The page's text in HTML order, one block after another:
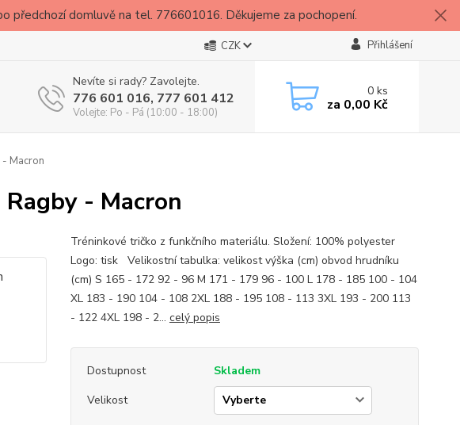
předchozí domluvě na tel. 776601016. Děkujeme za pochopení.
CZK Přihlášení
Nevíte si rady? Zavolejte.
776 601 016, 777 601 412
Volejte: Po - Pá (10:00 - 18:00)
0ks
za 0,00 Kč
Macron
- Macron
Tréninkové tričko z funkčního materiálu. Složení: 100% polyester
Logo: tisk Velikostní tabulka: velikost výška (cm) obvod hrudníku
(cm) S 165 - 172 92 - 96 M 171 - 179 96 - 100 L 178 - 185 100 - 104
XL 183 - 190 104 - 108 2XL 188 - 195 108 - 113 3XL 193 - 200 113
- 122 4XL 198 - 2... celý popis
Dostupnost
Skladem
Velikost